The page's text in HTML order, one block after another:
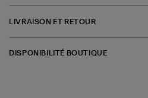
LIVRAISON ET RETOUR
DISPONIBILITÉ BOUTIQUE